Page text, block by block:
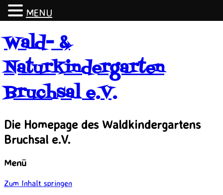
Wald- &
Naturkindergarten
Bruchsal e.V.
Die Homepage des Waldkindergartens
Bruchsal e.V.
Menü
Zum Inhalt springen
MENU